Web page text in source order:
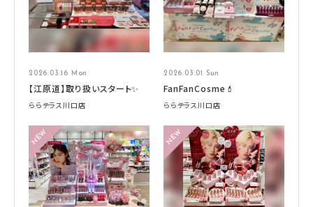
2026.03.16 Mon
【江原道】取り扱いスタート✨
ららテラス川口店
2026.03.01 Sun
FanFanCosme💄
ららテラス川口店